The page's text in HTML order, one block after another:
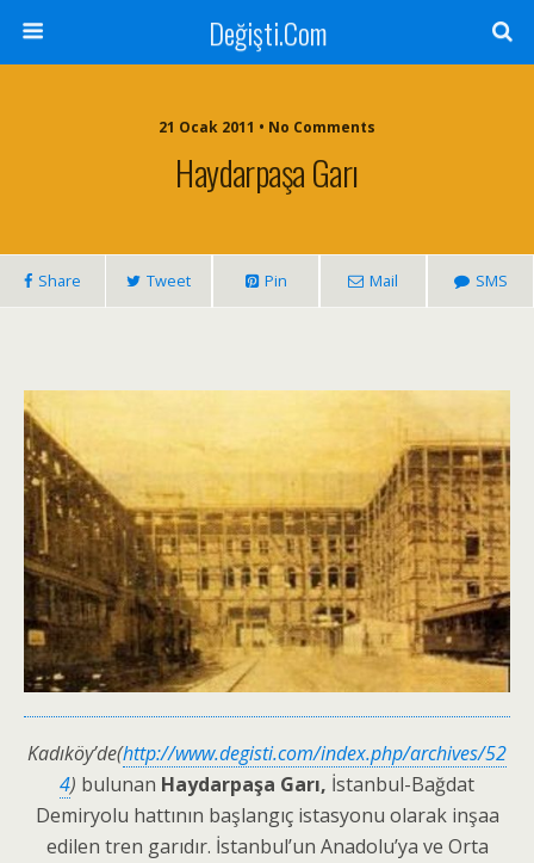
Değişti.Com
21 Ocak 2011 • No Comments
Haydarpaşa Garı
Share Tweet Pin Mail SMS
Kadıköy’de(http://www.degisti.com/index.php/archives/52
4) bulunan Haydarpaşa Garı, İstanbul-Bağdat
Demiryolu hattının başlangıç istasyonu olarak inşaa
edilen tren garıdır. İstanbul’un Anadolu’ya ve Orta